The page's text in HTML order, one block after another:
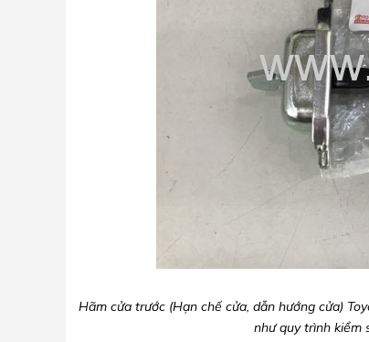
Hãm cửa trước (Hạn chế cửa, dẫn hướng cửa)
như quy trình kiểm